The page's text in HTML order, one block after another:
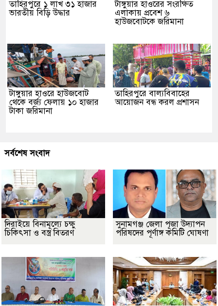
তাহিরপুরে ১ লাখ ৩১ হাজার
ভারতীয় বিড়ি উদ্ধার
টাঙ্গুয়ার হাওরের সংরক্ষিত
এলাকায় প্রবেশ ৬
হাউজবোটকে জরিমানা
টাঙ্গুয়ার হাওরে হাউজবোট
থেকে বর্জ্য ফেলায় ১০ হাজার
টাকা জরিমানা
তাহিরপুরে বাল্যবিবাহের
আয়োজন বন্ধ করল প্রশাসন
সর্বশেষ সংবাদ
দিরাইয়ে বিনামূল্যে চক্ষু
চিকিৎসা ও বস্ত্র বিতরণ
সুনামগঞ্জ জেলা পূজা উদ্যাপন
পরিষদের পূর্ণাঙ্গ কমিটি ঘোষণা